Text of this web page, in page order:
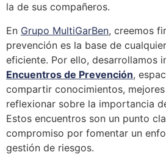
la de sus compañeros.
En Grupo MultiGarBen, creemos
prevención es la base de
eficiente. Por ello, desarrollamos
Encuentros de Prevención,
compartir conocimientos,
reflexionar sobre la importancia
Estos encuentros son un punto
compromiso por fomentar un
gestión de riesgos.